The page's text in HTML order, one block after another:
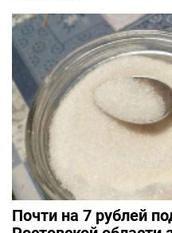
Почти на 7 рублей